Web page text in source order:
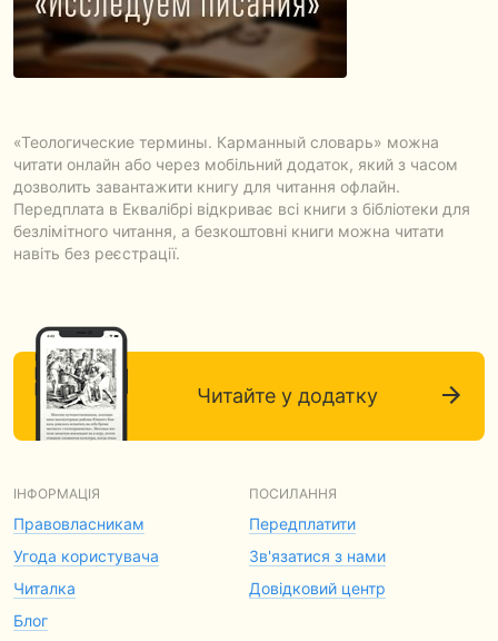
«Теологические термины. Карманный словарь» можна
читати онлайн або через мобільний додаток, який з часом
дозволить завантажити книгу для читання офлайн.
Передплата в Еквалібрі відкриває всі книги з бібліотеки для
безлімітного читання, а безкоштовні книги можна читати
навіть без реєстрації.
Читайте у додатку
ІНФОРМАЦІЯ
Правовласникам
Угода користувача
Читалка
Блог
ПОСИЛАННЯ
Передплатити
Зв'язатися з нами
Довідковий центр